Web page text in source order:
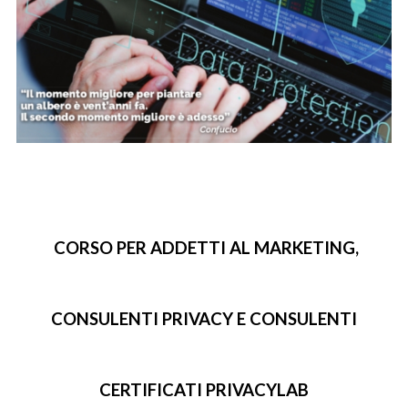
CORSO PER ADDETTI AL MARKETING,
CONSULENTI PRIVACY E CONSULENTI
CERTIFICATI PRIVACYLAB